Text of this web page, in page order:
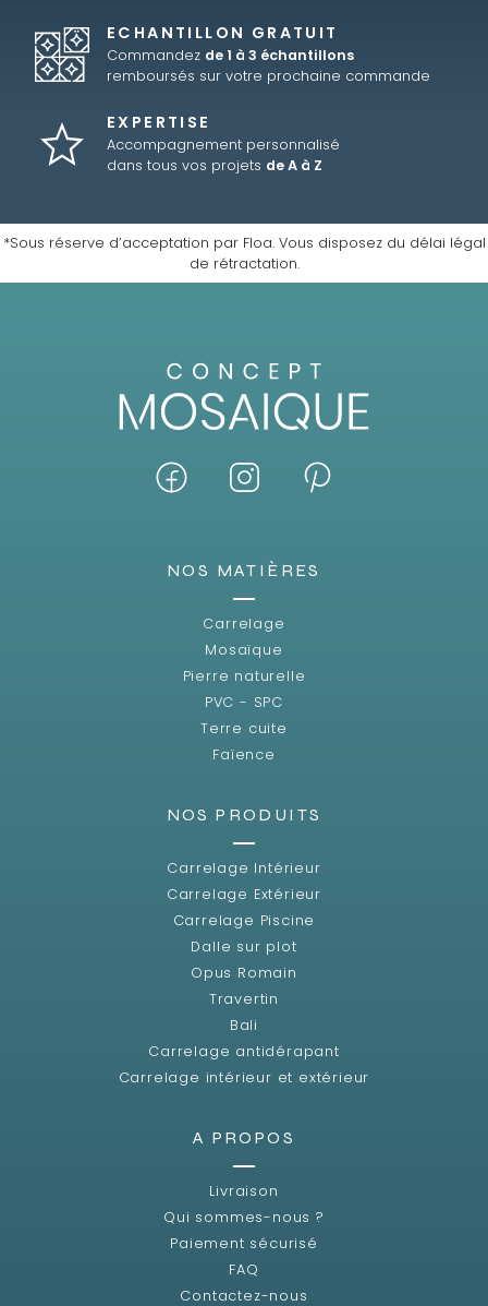
ECHANTILLON GRATUIT
Commandez de 1 à 3 échantillons
remboursés sur votre prochaine commande
EXPERTISE
Accompagnement personnalisé
dans tous vos projets de A à Z
*Sous réserve d’acceptation par Floa. Vous disposez du délai légal
de rétractation.
NOS MATIÈRES
Carrelage
Mosaïque
Pierre naturelle
PVC - SPC
Terre cuite
Faïence
NOS PRODUITS
Carrelage Intérieur
Carrelage Extérieur
Carrelage Piscine
Dalle sur plot
Opus Romain
Travertin
Bali
Carrelage antidérapant
Carrelage intérieur et extérieur
A PROPOS
Livraison
Qui sommes-nous ?
Paiement sécurisé
FAQ
Contactez-nous